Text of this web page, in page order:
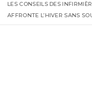
LES CONSEILS DES
AFFRONTE L’HIVER SANS